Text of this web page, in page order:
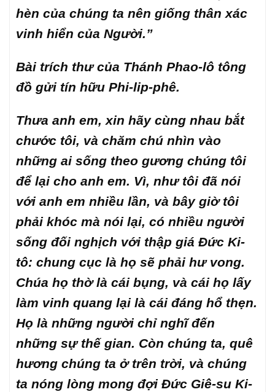
hèn của chúng ta nên giống thân xác
vinh hiển của Người.”
Bài trích thư của Thánh Phao-lô tông
đồ gửi tín hữu Phi-lip-phê.
Thưa anh em, xin hãy cùng nhau bắt
chước tôi, và chăm chú nhìn vào
những ai sống theo gương chúng tôi
để lại cho anh em. Vì, như tôi đã nói
với anh em nhiều lần, và bây giờ tôi
phải khóc mà nói lại, có nhiều người
sống đối nghịch với thập giá Đức Ki-
tô: chung cục là họ sẽ phải hư vong.
Chúa họ thờ là cái bụng, và cái họ lấy
làm vinh quang lại là cái đáng hổ thẹn.
Họ là những người chỉ nghĩ đến
những sự thế gian. Còn chúng ta, quê
hương chúng ta ở trên trời, và chúng
ta nóng lòng mong đợi Đức Giê-su Ki-